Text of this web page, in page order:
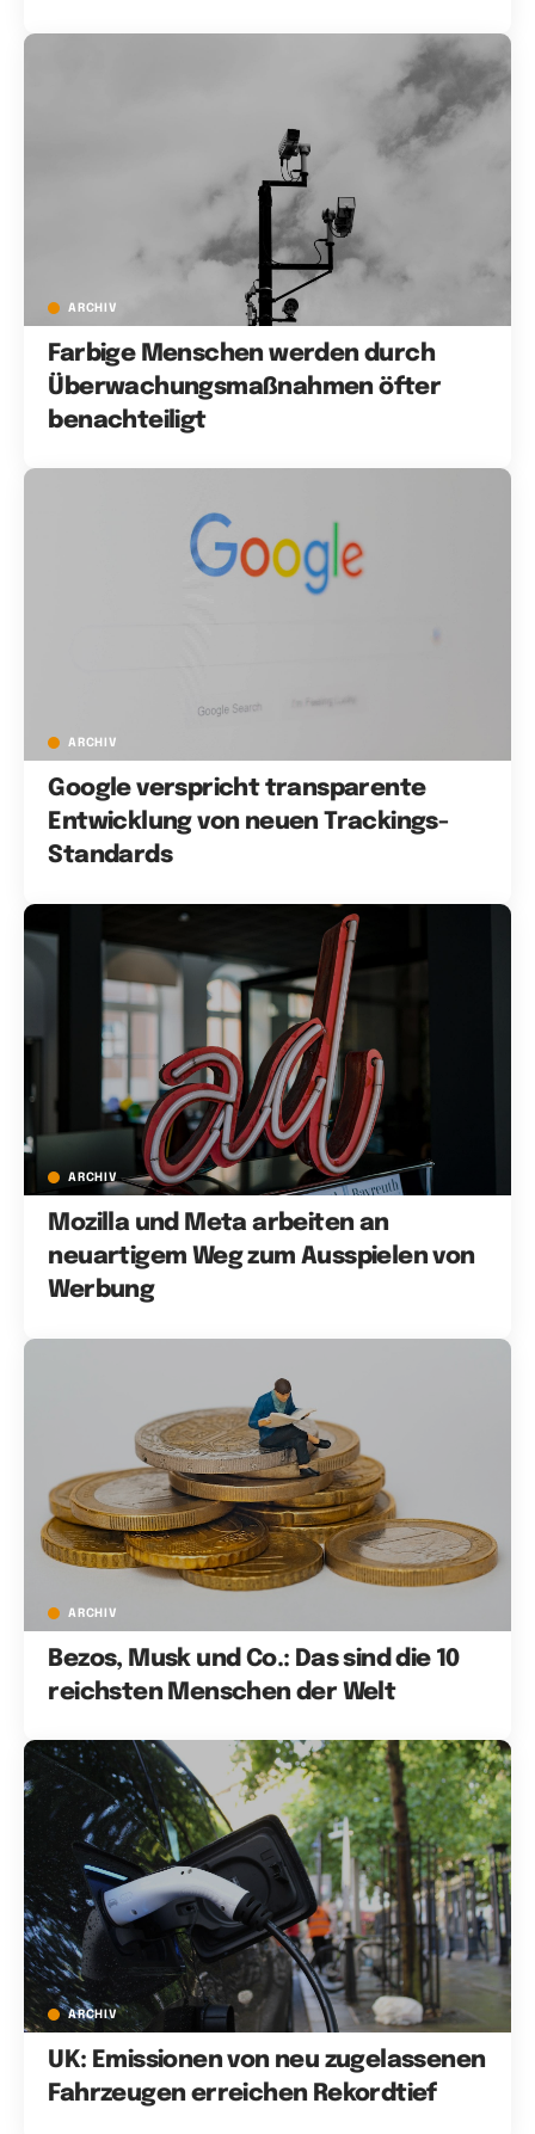
ARCHIV
Farbige Menschen werden durch
Überwachungsmaßnahmen öfter
benachteiligt
ARCHIV
Google verspricht transparente
Entwicklung von neuen Trackings-
Standards
ARCHIV
Mozilla und Meta arbeiten an
neuartigem Weg zum Ausspielen von
Werbung
ARCHIV
Bezos, Musk und Co.: Das sind die 10
reichsten Menschen der Welt
ARCHIV
UK: Emissionen von neu zugelassenen
Fahrzeugen erreichen Rekordtief